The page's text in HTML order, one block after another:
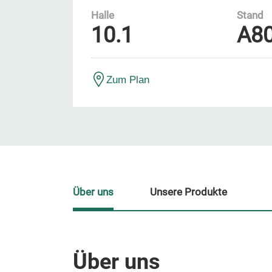
Halle
10.1
Stand
Zum Plan
Über uns
Über uns Unsere Produkte